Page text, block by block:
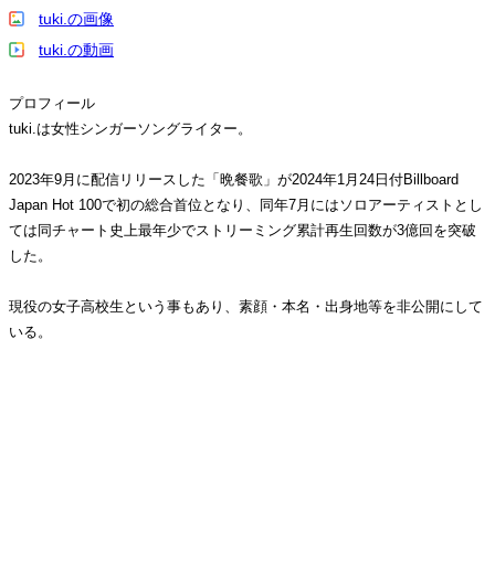
tuki.の画像
tuki.の動画
プロフィール
tuki.は女性シンガーソングライター。
2023年9月に配信リリースした「晩餐歌」が2024年1月24日付Billboard
Japan Hot 100で初の総合首位となり、同年7月にはソロアーティストとし
ては同チャート史上最年少でストリーミング累計再生回数が3億回を突破
した。
現役の女子高校生という事もあり、素顔・本名・出身地等を非公開にして
いる。